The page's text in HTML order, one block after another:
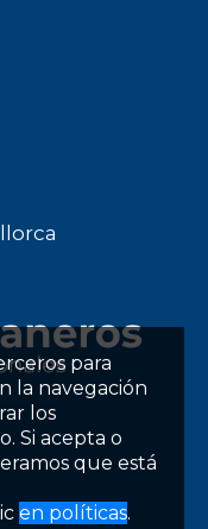
para
la navegación
los
Si acepta o
que está
en políticas.